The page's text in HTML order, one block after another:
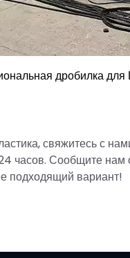
дробилка
свяжитесь с
часов. Сообщите
подходящий вариант!